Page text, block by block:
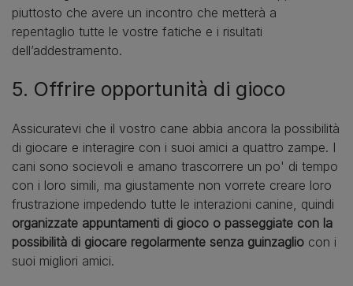
piuttosto che avere un incontro che metterà a
repentaglio tutte le vostre fatiche e i risultati
dell’addestramento.
5. Offrire opportunità di gioco
Assicuratevi che il vostro cane abbia ancora la possibilità
di giocare e interagire con i suoi amici a quattro zampe. I
cani sono socievoli e amano trascorrere un po' di tempo
con i loro simili, ma giustamente non vorrete creare loro
frustrazione impedendo tutte le interazioni canine, quindi
organizzate appuntamenti di gioco o passeggiate con la
possibilità di giocare regolarmente senza guinzaglio con i
suoi migliori amici.